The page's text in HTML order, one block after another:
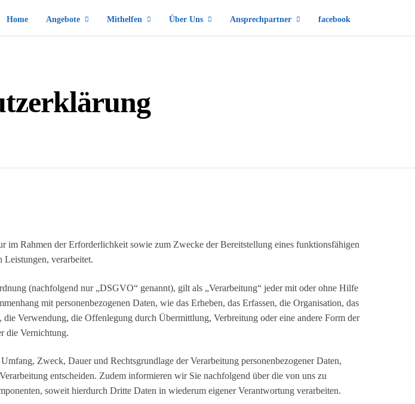
Home Angebote Mithelfen Über Uns Ansprechpartner facebook
im Rahmen der Erforderlichkeit sowie zum Zwecke der Bereitstellung eines funktionsfähigen
Leistungen, verarbeitet.
(nachfolgend nur „DSGVO“ genannt), gilt als „Verarbeitung“ jeder mit oder ohne Hilfe
mit personenbezogenen Daten, wie das Erheben, das Erfassen, die Organisation, das
Verwendung, die Offenlegung durch Übermittlung, Verbreitung oder eine andere Form der
die Vernichtung.
Zweck, Dauer und Rechtsgrundlage der Verarbeitung personenbezogener Daten,
entscheiden. Zudem informieren wir Sie nachfolgend über die von uns zu
soweit hierdurch Dritte Daten in wiederum eigener Verantwortung verarbeiten.